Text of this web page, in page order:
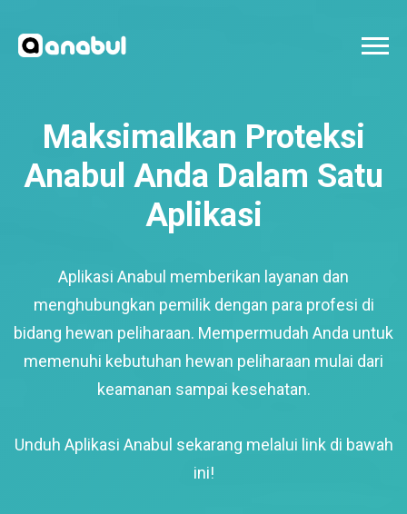
Maksimalkan Proteksi
Anabul Anda Dalam Satu
Aplikasi
Aplikasi Anabul memberikan layanan dan
menghubungkan pemilik dengan para profesi di
bidang hewan peliharaan. Mempermudah Anda untuk
memenuhi kebutuhan hewan peliharaan mulai dari
keamanan sampai kesehatan.
Unduh Aplikasi Anabul sekarang melalui link di bawah
ini!